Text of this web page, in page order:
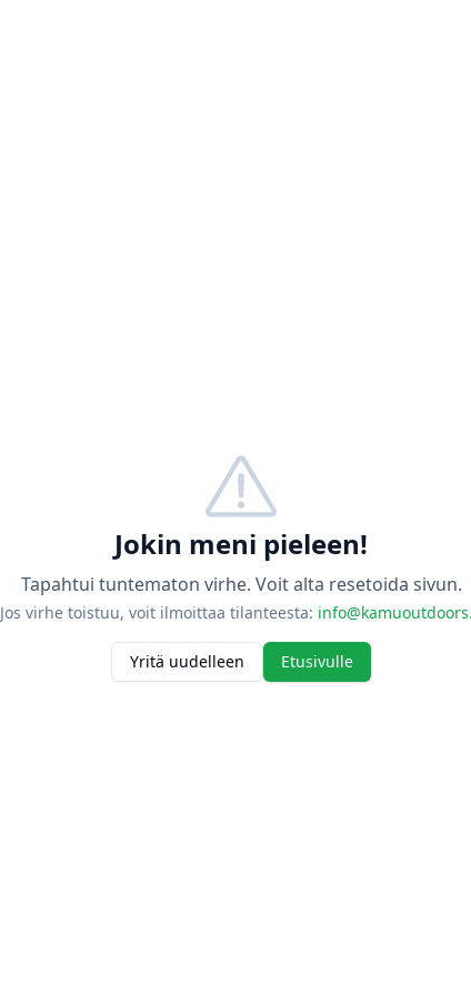
Jokin meni pieleen!
Tapahtui tuntematon virhe. Voit alta resetoida sivun.
Jos virhe toistuu, voit ilmoittaa tilanteesta:
Yritä uudelleen Etusivulle